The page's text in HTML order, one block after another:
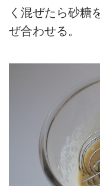
く混ぜたら砂糖
ぜ合わせる。